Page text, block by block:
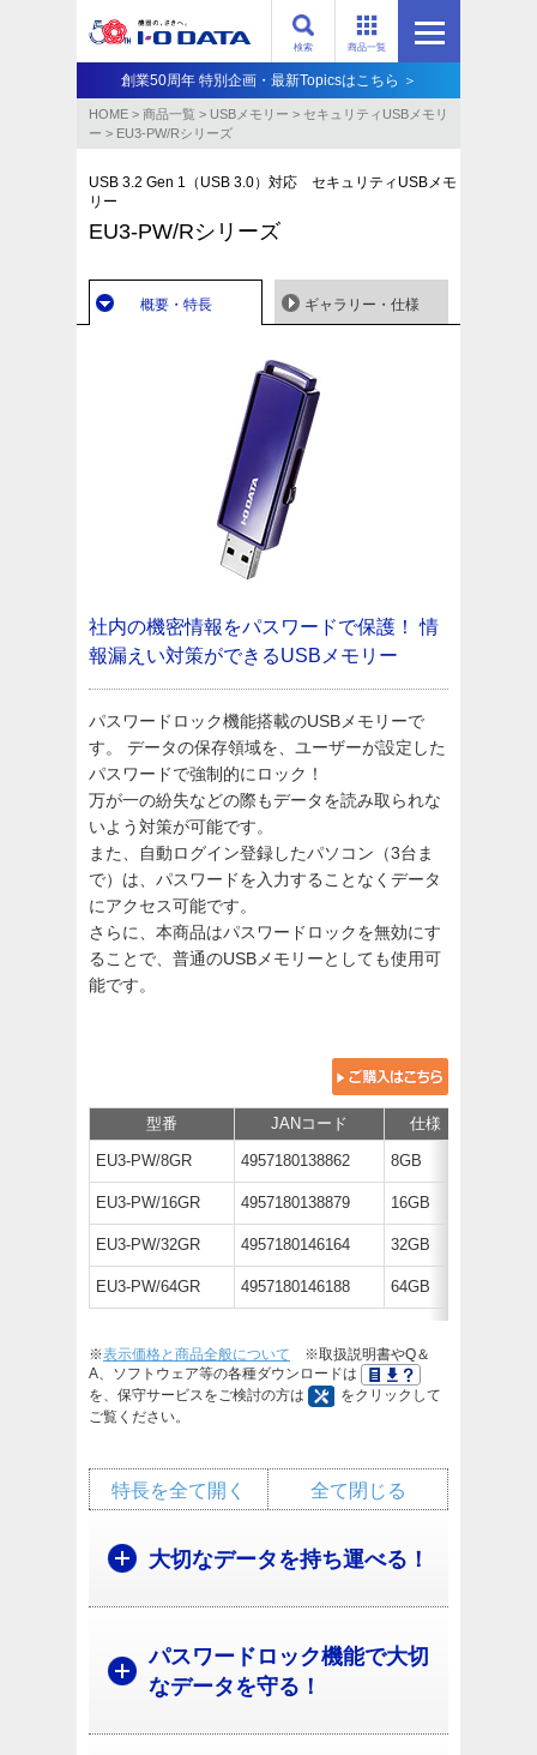
商品一覧
検索
創業50周年 特別企画・最新Topicsはこちら ＞
HOME > 商品一覧 > USBメモリー > セキュリティUSBメモリ
ー > EU3-PW/Rシリーズ
USB 3.2 Gen 1（USB 3.0）対応 セキュリティUSBメモ
リー
EU3-PW/Rシリーズ
概要・特長 ギャラリー・仕様
社内の機密情報をパスワードで保護！ 情
報漏えい対策ができるUSBメモリー
パスワードロック機能搭載のUSBメモリーで
す。 データの保存領域を、ユーザーが設定した
パスワードで強制的にロック！
万が一の紛失などの際もデータを読み取られな
いよう対策が可能です。
また、自動ログイン登録したパソコン（3台ま
で）は、パスワードを入力することなくデータ
にアクセス可能です。
さらに、本商品はパスワードロックを無効にす
ることで、普通のUSBメモリーとしても使用可
能です。
型番 JANコード 仕様
EU3-PW/8GR 4957180138862 8GB
EU3-PW/16GR 4957180138879 16GB
EU3-PW/32GR 4957180146164 32GB
EU3-PW/64GR 4957180146188 64GB
※表示価格と商品全般について ※取扱説明書やQ＆
A、ソフトウェア等の各種ダウンロードは
を、保守サービスをご検討の方は
をクリックして
ご覧ください。
全て閉じる
特長を全て開く
大切なデータを持ち運べる！
パスワードロック機能で大切
なデータを守る！